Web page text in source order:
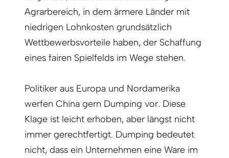
Agrarbereich, in dem ärmere Länder mit
niedrigen Lohnkosten grundsätzlich
Wettbewerbsvorteile haben, der Schaffung
eines fairen Spielfelds im Wege stehen.
Politiker aus Europa und Nordamerika
werfen China gern Dumping vor. Diese
Klage ist leicht erhoben, aber längst nicht
immer gerechtfertigt. Dumping bedeutet
nicht, dass ein Unternehmen eine Ware im